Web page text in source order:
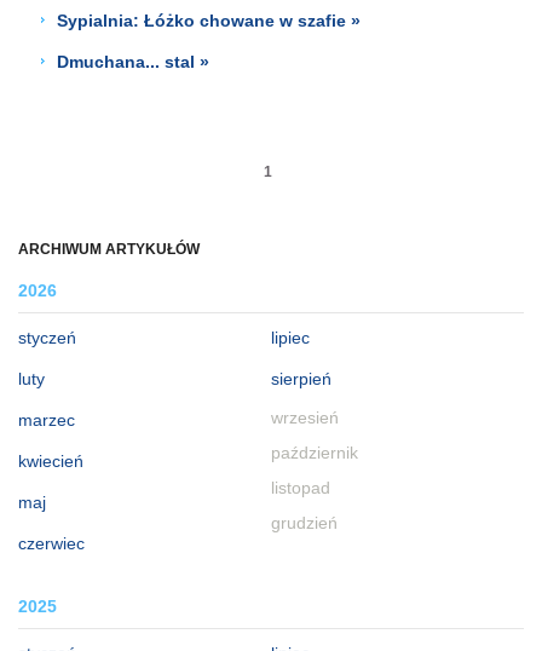
ARCHIWUM ARTYKUŁÓW
2026
styczeń
luty
marzec
kwiecień
maj
czerwiec
lipiec
sierpień
wrzesień
październik
listopad
grudzień
2025
Sypialnia: Łóżko chowane w szafie »
Dmuchana... stal »
1